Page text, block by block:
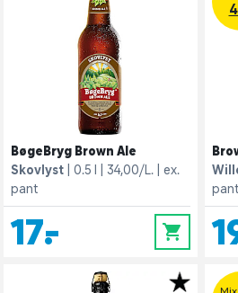
BøgeBryg Brown Ale
Skovlyst
0.5 l 34,00/L.
ex.
pant
17,- 0
pant